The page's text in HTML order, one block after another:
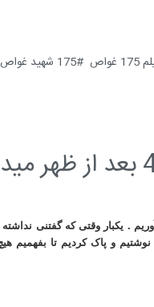
غواص 175 شهید غواص
وعده ما: امروز ساعت
یکبار وقتی که گفتنی نداشته
که گفتنی ها در واژه نمی گنجد. 175 بار نوشتیم و پاک